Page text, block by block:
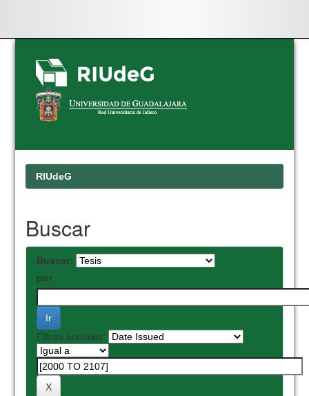
Skip
navigation
RIUdeG
Buscar
Buscar:
por
Filtros actuales: